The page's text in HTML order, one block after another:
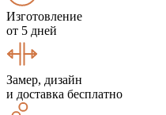
Изготовление
от 5 дней
Замер, дизайн
и доставка бесплатно